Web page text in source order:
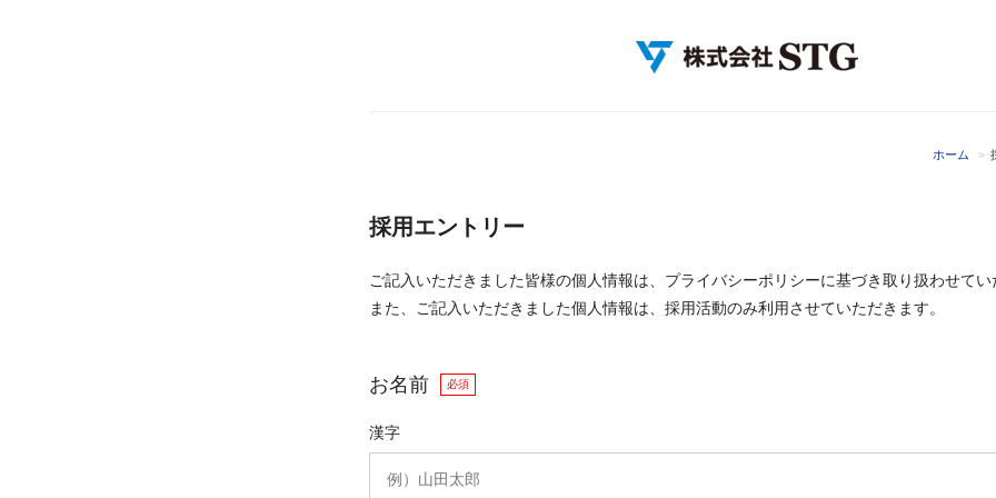
ホーム
採用エントリー
ご記入いただきました皆様の個人情報は、プライバシーポリシーに基づき取り扱わせてい
また、ご記入いただきました個人情報は、採用活動のみ利用させていただきます。
お名前 必須
漢字